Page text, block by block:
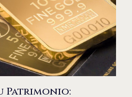
Patrimonio: